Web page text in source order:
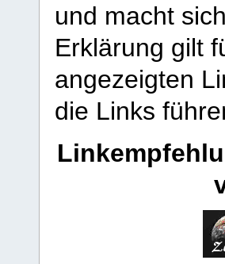
und macht
Erklärung gilt
angezeigten
die Links